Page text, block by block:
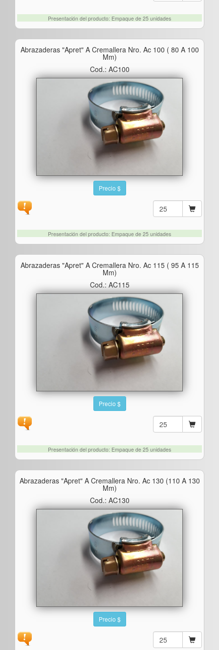
Presentación del producto: Empaque de 25 unidades
Abrazaderas "apret" A Cremallera Nro. Ac 100 ( 80 A 100
Mm)
Cod.: AC100
Precio $
Presentación del producto: Empaque de 25 unidades
Abrazaderas "apret" A Cremallera Nro. Ac 115 ( 95 A 115
Mm)
Cod.: AC115
Precio $
Presentación del producto: Empaque de 25 unidades
Abrazaderas "apret" A Cremallera Nro. Ac 130 (110 A 130
Mm)
Cod.: AC130
Precio $